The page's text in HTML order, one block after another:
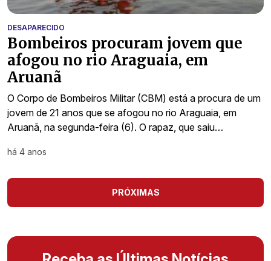
DESAPARECIDO
Bombeiros procuram jovem que
afogou no rio Araguaia, em
Aruanã
O Corpo de Bombeiros Militar (CBM) está a procura de um
jovem de 21 anos que se afogou no rio Araguaia, em
Aruanã, na segunda-feira (6). O rapaz, que saiu…
há 4 anos
PRÓXIMAS